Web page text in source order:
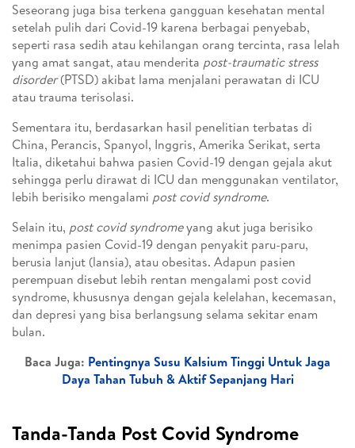
Seseorang juga bisa terkena gangguan kesehatan mental
setelah pulih dari Covid-19 karena berbagai penyebab,
seperti rasa sedih atau kehilangan orang tercinta, rasa lelah
yang amat sangat, atau menderita post-traumatic stress
disorder(PTSD) akibat lama menjalani perawatan di ICU
atau trauma terisolasi.
Sementara itu, berdasarkan hasil penelitian terbatas di
China, Perancis, Spanyol, Inggris, Amerika Serikat, serta
Italia, diketahui bahwa pasien Covid-19 dengan gejala akut
sehingga perlu dirawat di ICU dan menggunakan ventilator,
lebih berisiko mengalami post covid syndrome.
Selain itu, post covid syndromeyang akut juga berisiko
menimpa pasien Covid-19 dengan penyakit paru-paru,
berusia lanjut (lansia), atau obesitas. Adapun pasien
perempuan disebut lebih rentan mengalami post covid
syndrome, khususnya dengan gejala kelelahan, kecemasan,
dan depresi yang bisa berlangsung selama sekitar enam
bulan.
Baca Juga: Pentingnya Susu Kalsium Tinggi Untuk Jaga
Daya Tahan Tubuh & Aktif Sepanjang Hari
Tanda-Tanda Post Covid Syndrome